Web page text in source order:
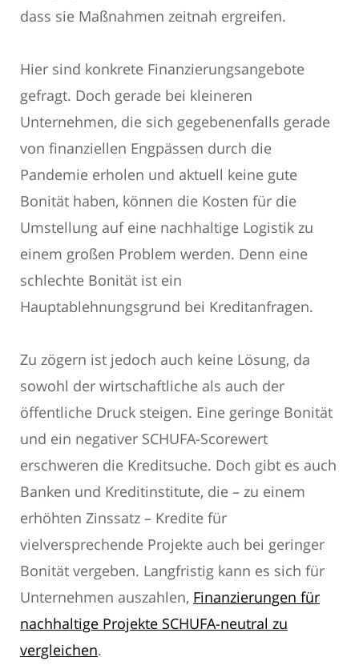
dass sie Maßnahmen zeitnah ergreifen.
Hier sind konkrete Finanzierungsangebote
gefragt. Doch gerade bei kleineren
Unternehmen, die sich gegebenenfalls gerade
von finanziellen Engpässen durch die
Pandemie erholen und aktuell keine gute
Bonität haben, können die Kosten für die
Umstellung auf eine nachhaltige Logistik zu
einem großen Problem werden. Denn eine
schlechte Bonität ist ein
Hauptablehnungsgrund bei Kreditanfragen.
Zu zögern ist jedoch auch keine Lösung, da
sowohl der wirtschaftliche als auch der
öffentliche Druck steigen. Eine geringe Bonität
und ein negativer SCHUFA-Scorewert
erschweren die Kreditsuche. Doch gibt es auch
Banken und Kreditinstitute, die – zu einem
erhöhten Zinssatz – Kredite für
vielversprechende Projekte auch bei geringer
Bonität vergeben. Langfristig kann es sich für
Unternehmen auszahlen, Finanzierungen für
nachhaltige Projekte SCHUFA-neutral zu
vergleichen.